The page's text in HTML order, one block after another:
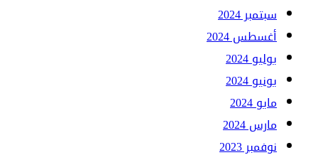
سبتمبر 2024
أغسطس 2024
يوليو 2024
يونيو 2024
مايو 2024
مارس 2024
نوفمبر 2023